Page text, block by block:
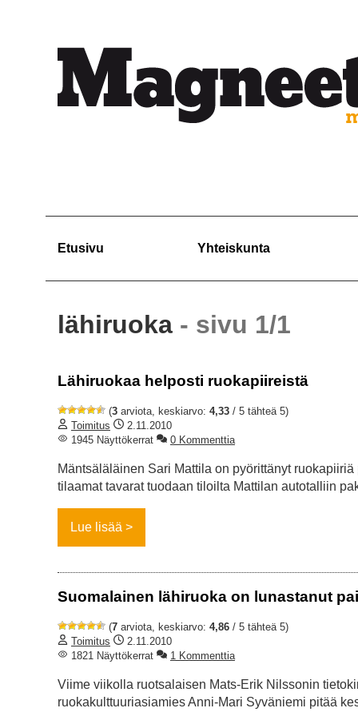
Etusivu Yhteiskunta
lähiruoka - sivu 1/1
Lähiruokaa helposti ruokapiireistä
(3 arviota, keskiarvo: 4,33 / 5 tähteä 5)
Toimitus
2.11.2010
1945 Näyttökerrat
0 Kommenttia
Mäntsäläläinen Sari Mattila on pyörittänyt
tilaamat tavarat tuodaan tiloilta Mattilan autotalliin
Lue lisää
Suomalainen lähiruoka on lunastanut
(7 arviota, keskiarvo: 4,86 / 5 tähteä 5)
Toimitus
2.11.2010
1821 Näyttökerrat
1 Kommenttia
Viime viikolla ruotsalaisen Mats-Erik Nilssonin
ruokakulttuuriasiamies Anni-Mari Syväniemi pitää